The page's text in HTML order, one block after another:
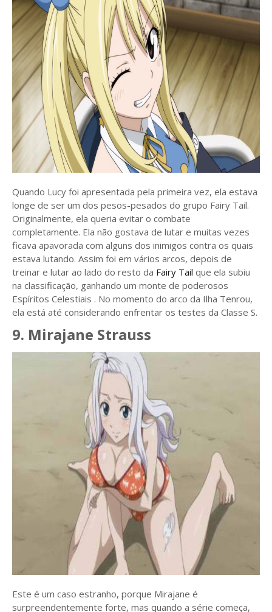
Quando Lucy foi apresentada pela primeira vez, ela estava
longe de ser um dos pesos-pesados ​​do grupo Fairy Tail.
Originalmente, ela queria evitar o combate
completamente. Ela não gostava de lutar e muitas vezes
ficava apavorada com alguns dos inimigos contra os quais
estava lutando. Assim foi em vários arcos, depois de
treinar e lutar ao lado do resto da Fairy Tail que ela subiu
na classificação, ganhando um monte de poderosos
Espíritos Celestiais . No momento do arco da Ilha Tenrou,
ela está até considerando enfrentar os testes da Classe S.
9. Mirajane Strauss
Este é um caso estranho, porque Mirajane é
surpreendentemente forte, mas quando a série começa,